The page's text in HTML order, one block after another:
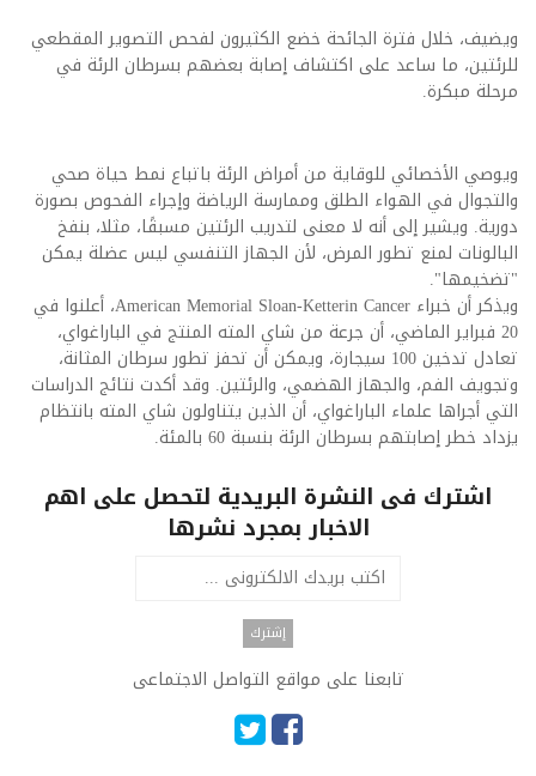
ويضيف، خلال فترة الجائحة خضع الكثيرون لفحص التصوير المقطعي
للرئتين، ما ساعد على اكتشاف إصابة بعضهم بسرطان الرئة في
مرحلة مبكرة.
ويوصي الأخصائي للوقاية من أمراض الرئة باتباع نمط حياة صحي
والتجوال في الهواء الطلق وممارسة الرياضة وإجراء الفحوص بصورة
دورية. ويشير إلى أنه لا معنى لتدريب الرئتين مسبقًا، مثلا، بنفخ
البالونات لمنع تطور المرض، لأن الجهاز التنفسي ليس عضلة يمكن
"تضخيمها".
ويذكر أن خبراء American Memorial Sloan-Ketterin Cancer، أعلنوا في
20 فبراير الماضي، أن جرعة من شاي المته المنتج في الباراغواي،
تعادل تدخين 100 سيجارة، ويمكن أن تحفز تطور سرطان المثانة،
وتجويف الفم، والجهاز الهضمي، والرئتين. وقد أكدت نتائج الدراسات
التي أجراها علماء الباراغواي، أن الذين يتناولون شاي المته بانتظام
يزداد خطر إصابتهم بسرطان الرئة بنسبة 60 بالمئة.
اشترك فى النشرة البريدية لتحصل على اهم
الاخبار بمجرد نشرها
تابعنا على مواقع التواصل الاجتماعى